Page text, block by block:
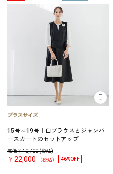
15号～19号｜白ブラウスとジャンパ
ースカートのセットアップ
定価￥40,700(税込)
￥22,000 （税込） 46%OFF